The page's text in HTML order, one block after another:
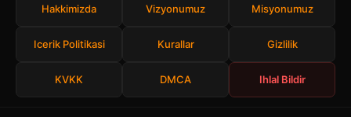
Hakkimizda Vizyonumuz Misyonumuz
Icerik Politikasi Kurallar Gizlilik
KVKK DMCA Ihlal Bildir